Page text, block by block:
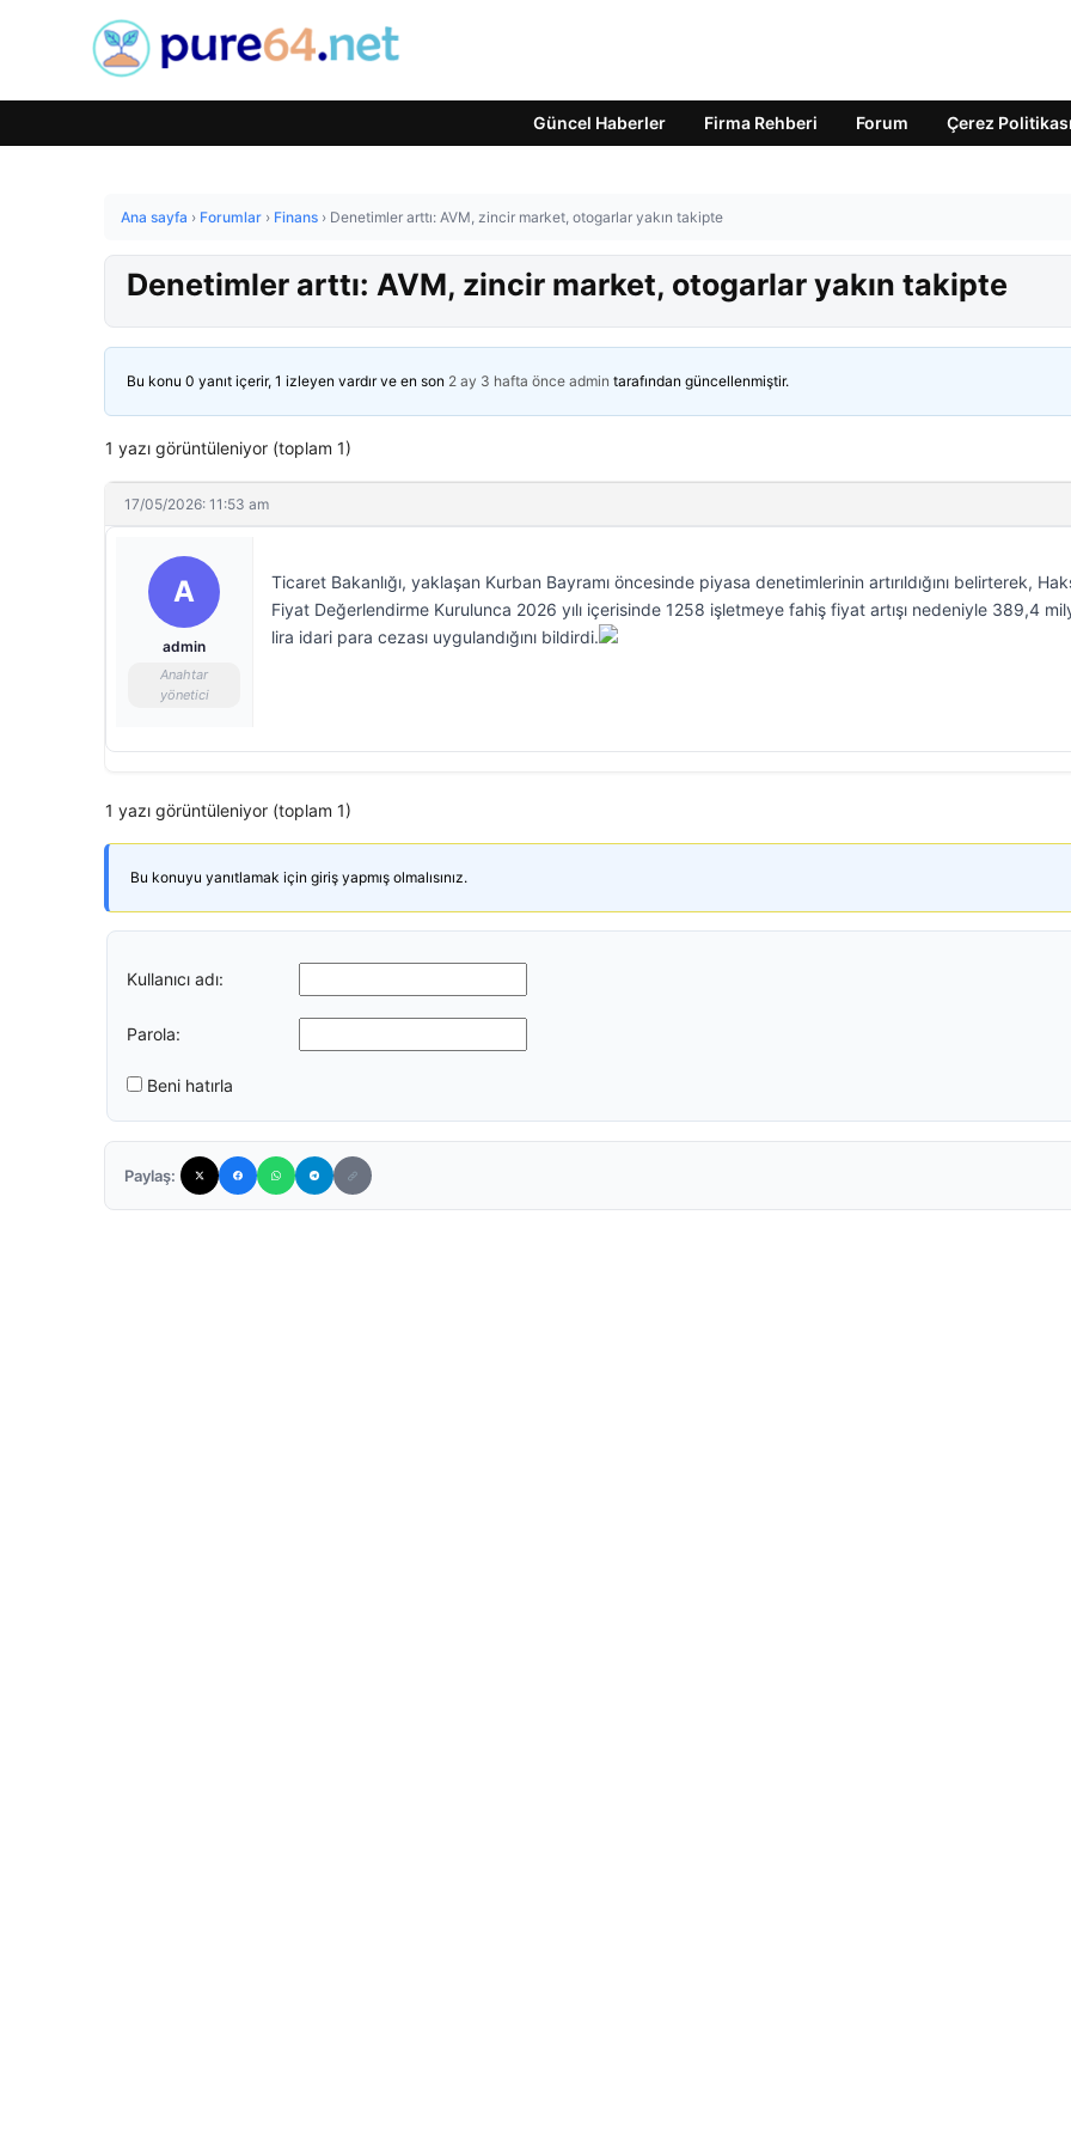
Güncel Haberler Firma Rehberi Forum Çerez Politikası
Ana sayfa › Forumlar › Finans › Denetimler arttı: AVM, zincir market, otogarlar yakın takipte
Denetimler arttı: AVM, zincir market, otogarlar yakın takipte
Bu konu 0 yanıt içerir, 1 izleyen vardır ve en son 2 ay 3 hafta önce admin tarafından güncellenmiştir.
1 yazı görüntüleniyor (toplam 1)
17/05/2026: 11:53 am
A
admin
Anahtar
yönetici
Ticaret Bakanlığı, yaklaşan Kurban Bayramı öncesinde piyasa denetimlerinin artırıldığını belirterek,
Fiyat Değerlendirme Kurulunca 2026 yılı içerisinde 1258 işletmeye fahiş fiyat artışı nedeniyle 389,4
lira idari para cezası uygulandığını bildirdi.
1 yazı görüntüleniyor (toplam 1)
Bu konuyu yanıtlamak için giriş yapmış olmalısınız.
Kullanıcı adı:
Parola:
Beni hatırla
Paylaş: